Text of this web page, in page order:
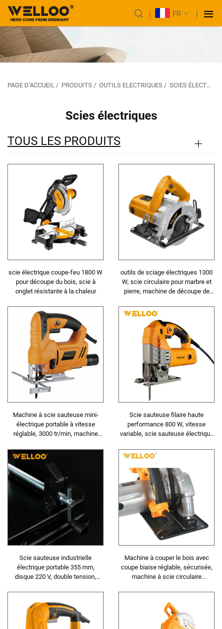
FR
PAGE D’ACCUEIL / PRODUITS / OUTILS ELECTRIQUES / SCIES ÉLECTRIQUES
Scies électriques
TOUS LES PRODUITS
scie électrique coupe-feu 1800 W
pour découpe du bois, scie à
onglet résistante à la chaleur
outils de sciage électriques 1300
W, scie circulaire pour marbre et
pierre, machine de découpe de
pente réglable
Machine à scie sauteuse mini-
électrique portable à vitesse
réglable, 3000 tr/min, machine
Scie sauteuse filaire haute
performance 800 W, vitesse
variable, scie sauteuse électrique
du bois industriel
Scie sauteuse industrielle
électrique portable 355 mm,
disque 220 V, double tension,
Machine à couper le bois avec
coupe biaise réglable, sécurisée,
machine à scie circulaire